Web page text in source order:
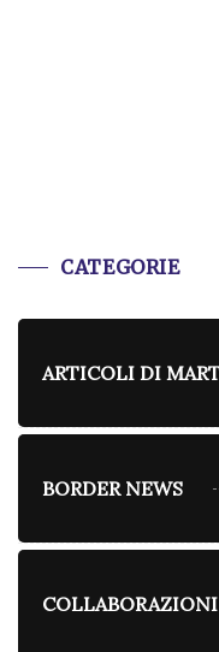
CATEGORIE
ARTICOLI DI
BORDER NEWS
COLLABORAZIONI